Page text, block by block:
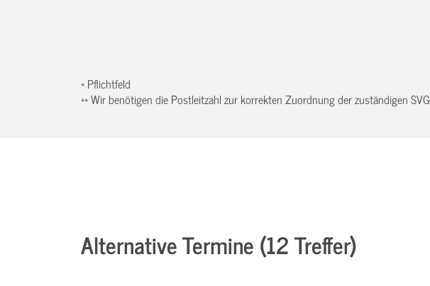
* Pflichtfeld
** Wir benötigen die Postleitzahl zur korrekten Zuordnung der zuständigen SVG
Alternative Termine (12 Treffer)